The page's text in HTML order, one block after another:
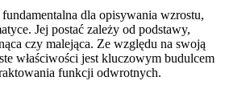
dla opisywania wzrostu,
Jej postać zależy od podstawy,
czy malejąca. Ze względu na swoją
właściwości jest kluczowym budulcem
funkcji odwrotnych.